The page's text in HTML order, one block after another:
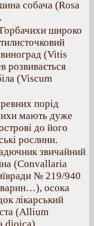
собача (Rosa
широко
(Vitis
розвивається
(Viscum
порід
мають дуже
до його
рослини.
звичайний
(Convallaria
№ 219/940
осока
лікарський
(Allium